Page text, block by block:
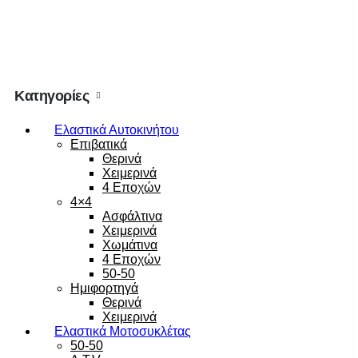
Κατηγορίες
Ελαστικά Αυτοκινήτου
Επιβατικά
Θερινά
Χειμερινά
4 Εποχών
4×4
Ασφάλτινα
Χειμερινά
Χωμάτινα
4 Εποχών
50-50
Ημιφορτηγά
Θερινά
Χειμερινά
Ελαστικά Μοτοσυκλέτας
50-50